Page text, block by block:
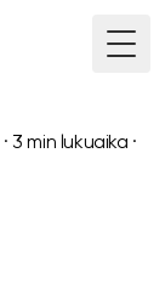
· 3 min lukuaika ·